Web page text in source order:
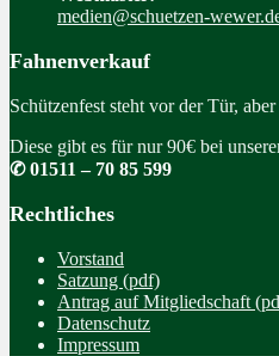
medien@schuetzen-
Fahnenverkauf
Schützenfest steht vor der Tür,
Diese gibt es für nur 90€ bei
✆ 01511 – 70 85 599
Rechtliches
Vorstand
Satzung (pdf)
Antrag auf Mitgliedschaft
Datenschutz
Impressum